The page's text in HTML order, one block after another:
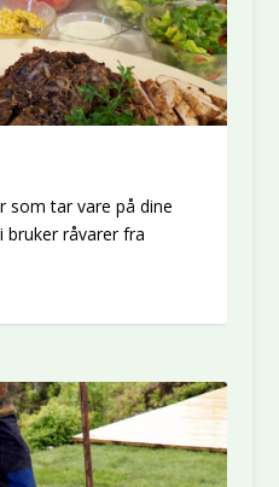
som tar vare på dine
bruker råvarer fra